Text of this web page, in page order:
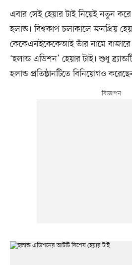
এবার সেই হেয়ার টাই নিয়েই নতুন
হলান্ড। বিশ্বকাপ চলাকালে জনপ্রিয়
কেকেএনইকেকেআই তাঁর নামে
‘হলান্ড এডিশন’ হেয়ার টাই। শুধু
হলান্ড প্রতিষ্ঠানটিতে বিনিয়োগও